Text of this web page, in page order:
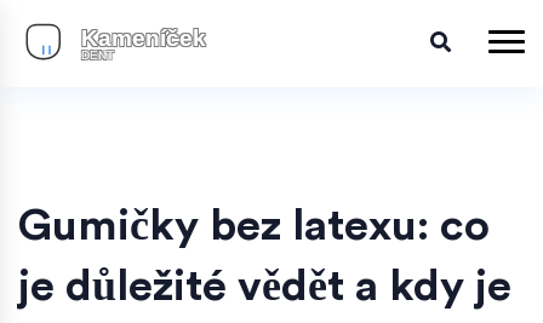
Gumičky bez latexu: co
je důležité vědět a kdy je